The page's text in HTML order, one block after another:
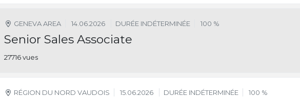
GENEVA AREA 14.06.2026 DURÉE INDÉTERMINÉE 100 %
Senior Sales Associate
27716 vues
RÉGION DU NORD VAUDOIS 15.06.2026 DURÉE INDÉTERMINÉE 100 %